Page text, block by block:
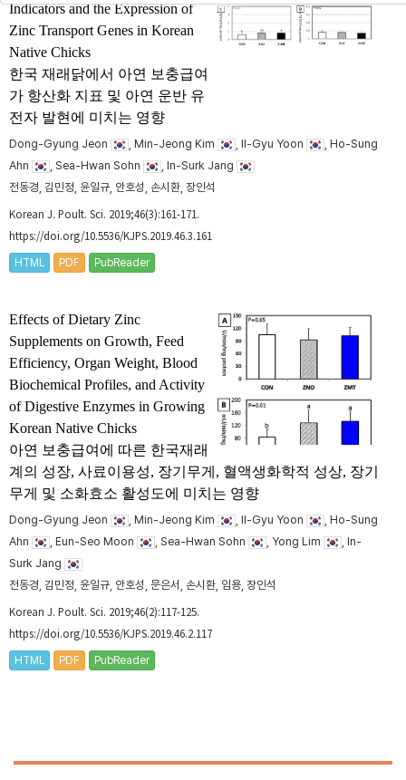
Indicators and the Expression of
Zinc Transport Genes in Korean
Native Chicks
한국 재래닭에서 아연 보충급여
가 항산화 지표 및 아연 운반 유
전자 발현에 미치는 영향
Dong-Gyung Jeon , Min-Jeong Kim , Il-Gyu Yoon
, Ho-Sung
Ahn
, Sea-Hwan Sohn
, In-Surk Jang
전동경, 김민정, 윤일규, 안호성, 손시환, 장인석
Korean J. Poult. Sci. 2019;46(3):161-171.
https://doi.org/10.5536/KJPS.2019.46.3.161
HTML PDF PubReader
Effects of Dietary Zinc
Supplements on Growth, Feed
Efficiency, Organ Weight, Blood
Biochemical Profiles, and Activity
of Digestive Enzymes in Growing
Korean Native Chicks
아연 보충급여에 따른 한국재래
계의 성장, 사료이용성, 장기무게, 혈액생화학적 성상, 장기
무게 및 소화효소 활성도에 미치는 영향
Dong-Gyung Jeon , Min-Jeong Kim , Il-Gyu Yoon
, Ho-Sung
Ahn
, Eun-Seo Moon , Sea-Hwan Sohn , Yong Lim
, In-
Surk Jang
전동경, 김민정, 윤일규, 안호성, 문은서, 손시환, 임용, 장인석
Korean J. Poult. Sci. 2019;46(2):117-125.
https://doi.org/10.5536/KJPS.2019.46.2.117
HTML PDF PubReader